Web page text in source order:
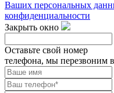
Ваших персональных
конфиденциальности
Закрыть окно
Оставьте свой номер
телефона, мы перезвоним